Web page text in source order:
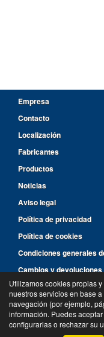
Empresa
Contacto
Localización
Fabricantes
Productos
Noticias
Aviso legal
Política de privacidad
Política de cookies
Condiciones generales
Cambios y devoluciones
©Suministros y Recambios
Utilizamos cookies propias
nuestros servicios en base
navegación (por ejemplo,
información. Puedes
configurarlas o rechazar su